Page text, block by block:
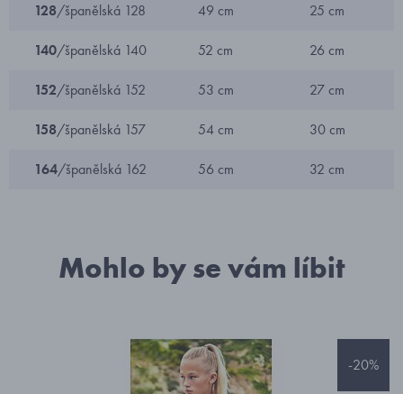
128/španělská 128 49 cm 25 cm
140/španělská 140 52 cm 26 cm
152/španělská 152 53 cm 27 cm
158/španělská 157 54 cm 30 cm
164/španělská 162 56 cm 32 cm
Mohlo by se vám líbit
-20%